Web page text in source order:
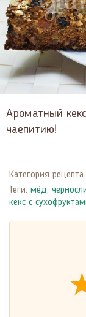
Ароматный
чаепитию!
Категория рецепта:
Теги: мёд,
кекс с